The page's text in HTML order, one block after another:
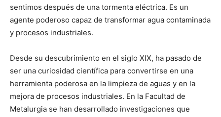
sentimos después de una tormenta eléctrica. Es un
agente poderoso capaz de transformar agua contaminada
y procesos industriales.
Desde su descubrimiento en el siglo XIX, ha pasado de
ser una curiosidad científica para convertirse en una
herramienta poderosa en la limpieza de aguas y en la
mejora de procesos industriales. En la Facultad de
Metalurgia se han desarrollado investigaciones que